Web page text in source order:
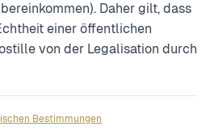
Daher gilt, dass
einer öffentlichen
von der Legalisation durch
Bestimmungen